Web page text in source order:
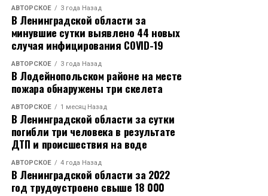
АВТОРСКОЕ 3 года Назад
В Ленинградской области за
минувшие сутки выявлено 44 новых
случая инфицирования COVID-19
АВТОРСКОЕ 3 года Назад
В Лодейнопольском районе на месте
пожара обнаружены три скелета
АВТОРСКОЕ 1 месяц Назад
В Ленинградской области за сутки
погибли три человека в результате
ДТП и происшествия на воде
АВТОРСКОЕ 4 года Назад
В Ленинградской области за 2022
год трудоустроено свыше 18 000